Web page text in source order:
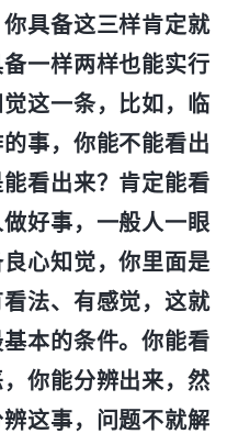
具备这三样肯定就
一样两样也能实行
这一条，比如，临
事，你能不能看出
看出来？肯定能看
好事，一般人一眼
心知觉，你里面是
法、有感觉，这就
本的条件。你能看
你能分辨出来，然
这事，问题不就解